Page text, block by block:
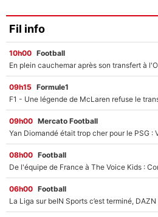
Fil info
10h00 Football
09h15 Formule1
09h00 Mercato Football
08h00 Football
06h00 Football